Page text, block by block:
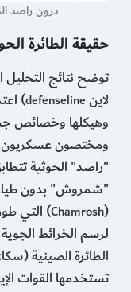
درون راصد
حقيقة الطائرة
توضح نتائج
لاينdefenseline
)
وهيكلها وخصائص
ومختصون عسكريون
"راصد" الحوثية
"شمروش" بدون طيار،
(
Chamrosh) التي
لرسم الخرائط
الطائرة الصينية
تستخدمها القوات